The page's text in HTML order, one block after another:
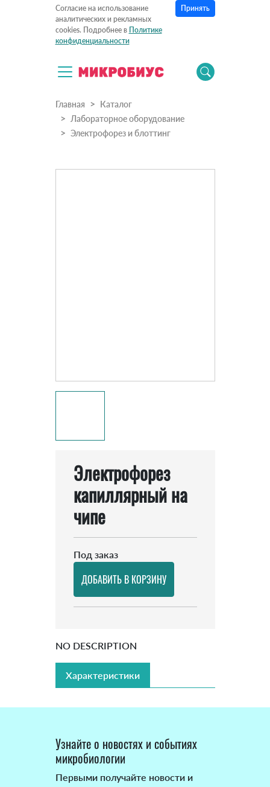
Согласие на использование
аналитических и рекламных
cookies. Подробнее в Политике
конфиденциальности
Принять
Главная
Каталог
Лабораторное оборудование
Электрофорез и блоттинг
Электрофорез
капиллярный на
чипе
Под заказ
NO DESCRIPTION
Характеристики
Узнайте о новостях и событиях
микробиологии
Первыми получайте новости и